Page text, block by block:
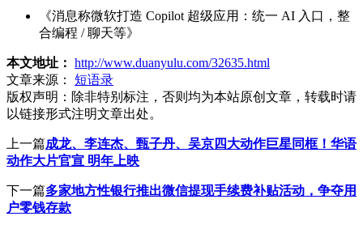
《消息称微软打造 Copilot 超级应用：统一 AI 入口，整
合编程 / 聊天等》
本文地址： http://www.duanyulu.com/32635.html
文章来源：
短语录
版权声明： 除非特别标注，否则均为本站原创文章，转载时请
以链接形式注明文章出处。
上一篇成龙、李连杰、甄子丹、吴京四大动作巨星同框！华语
动作大片官宣 明年上映
下一篇多家地方性银行推出微信提现手续费补贴活动，争夺用
户零钱存款